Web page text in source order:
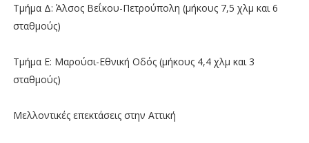
Τμήμα Δ: Άλσος Βεΐκου-Πετρούπολη (μήκους 7,5 χλμ και 6
σταθμούς)
Τμήμα Ε: Μαρούσι-Εθνική Οδός (μήκους 4,4 χλμ και 3
σταθμούς)
Μελλοντικές επεκτάσεις στην Αττική